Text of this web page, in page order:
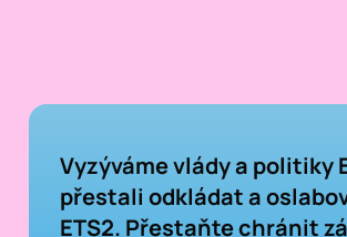
Vyzýváme vlády a politiky
přestali odkládat a
ETS2. Přestaňte chránit